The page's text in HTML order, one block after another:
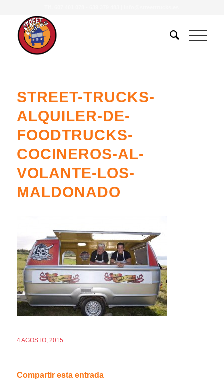
STREET-TRUCKS-
ALQUILER-DE-
FOODTRUCKS-
COCINEROS-AL-
VOLANTE-LOS-
MALDONADO
4 AGOSTO, 2015
Compartir esta entrada